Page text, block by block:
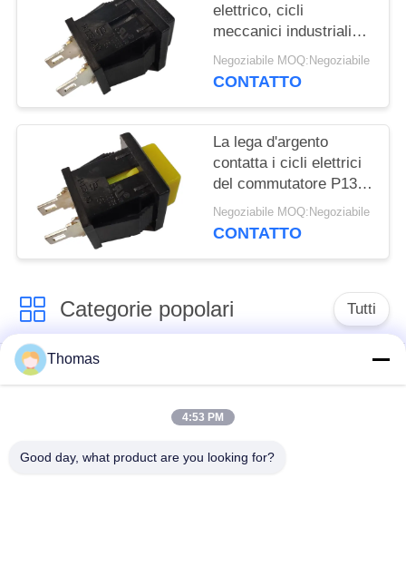
elettrico, cicli
meccanici industriali
del commutatore di
pulsante 30000
Negoziabile MOQ:Negoziabile
CONTATTO
La lega d'argento
contatta i cicli elettrici
del commutatore P13-2
10000 del pulsante
Negoziabile MOQ:Negoziabile
CONTATTO
Categorie popolari Tutti
termostato ksd301
automatico di
risistemazione
Termostato del
commutatore termico
Thomas
4:53 PM
Good day, what product are you looking for?